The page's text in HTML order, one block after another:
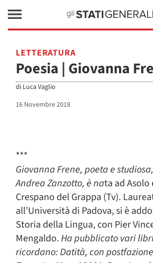
LETTERATURA
Poesia | Giovanna
di Luca Vaglio
16 Novembre 2018
***
Giovanna Frene, poeta e
Andrea Zanzotto, è nata ad Asolo
Crespano del Grappa (Tv).
all’Università di Padova, si è
Storia della Lingua, con Pier
Mengaldo.Ha pubblicato vari
ricordano: Datità, con